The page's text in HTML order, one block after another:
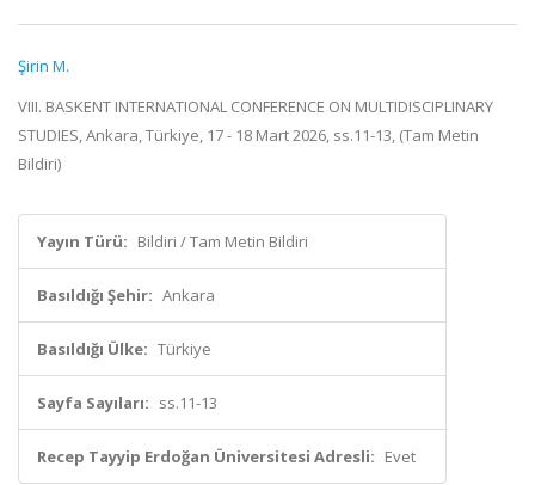
Şirin M.
VIII. BASKENT INTERNATIONAL CONFERENCE ON MULTIDISCIPLINARY
STUDIES, Ankara, Türkiye, 17 - 18 Mart 2026, ss.11-13, (Tam Metin
Bildiri)
Yayın Türü: Bildiri / Tam Metin Bildiri
Basıldığı Şehir: Ankara
Basıldığı Ülke: Türkiye
Sayfa Sayıları: ss.11-13
Recep Tayyip Erdoğan Üniversitesi Adresli: Evet